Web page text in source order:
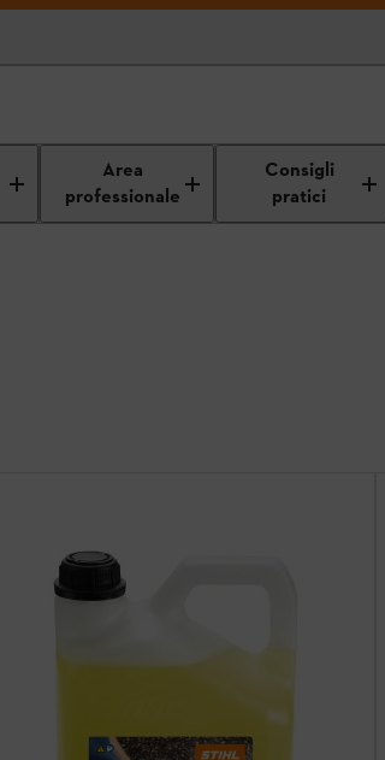
Area
professionale
Consigli
pratici